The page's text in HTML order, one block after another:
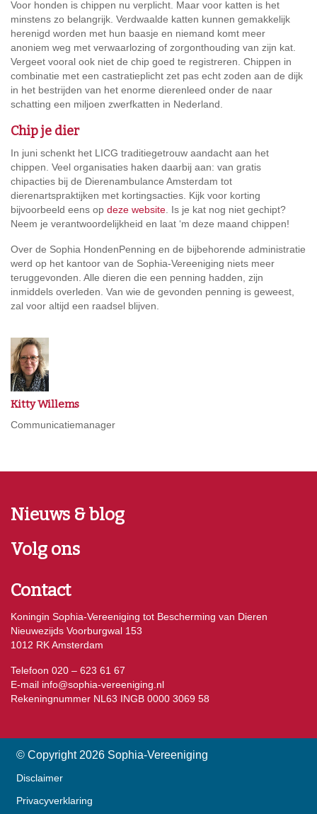
Voor honden is chippen nu verplicht. Maar voor katten is het
minstens zo belangrijk. Verdwaalde katten kunnen gemakkelijk
herenigd worden met hun baasje en niemand komt meer
anoniem weg met verwaarlozing of zorgonthouding van zijn kat.
Vergeet vooral ook niet de chip goed te registreren. Chippen in
combinatie met een castratieplicht zet pas echt zoden aan de dijk
in het bestrijden van het enorme dierenleed onder de naar
schatting een miljoen zwerfkatten in Nederland.
Chip je dier
In juni schenkt het LICG traditiegetrouw aandacht aan het
chippen. Veel organisaties haken daarbij aan: van gratis
chipacties bij de Dierenambulance Amsterdam tot
dierenartspraktijken met kortingsacties. Kijk voor korting
bijvoorbeeld eens op deze website. Is je kat nog niet gechipt?
Neem je verantwoordelijkheid en laat ‘m deze maand chippen!
Over de Sophia HondenPenning en de bijbehorende administratie
werd op het kantoor van de Sophia-Vereeniging niets meer
teruggevonden. Alle dieren die een penning hadden, zijn
inmiddels overleden. Van wie de gevonden penning is geweest,
zal voor altijd een raadsel blijven.
Kitty Willems
Communicatiemanager
Nieuws & blog
Volg ons
Contact
Koningin Sophia-Vereeniging tot Bescherming van Dieren
Nieuwezijds Voorburgwal 153
1012 RK Amsterdam
Telefoon 020 – 623 61 67
E-mail info@sophia-vereeniging.nl
Rekeningnummer NL63 INGB 0000 3069 58
© Copyright 2026 Sophia-Vereeniging
Disclaimer
Privacyverklaring